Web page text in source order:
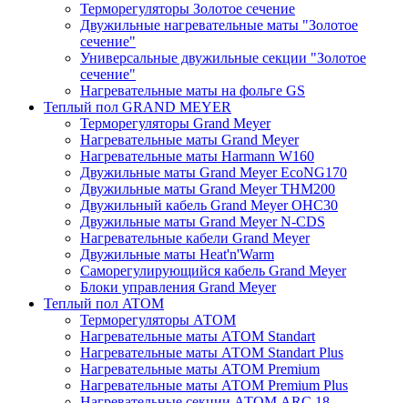
Терморегуляторы Золотое сечение
Двужильные нагревательные маты "Золотое
сечение"
Универсальные двужильные секции "Золотое
сечение"
Нагревательные маты на фольге GS
Теплый пол GRAND MEYER
Терморегуляторы Grand Meyer
Нагревательные маты Grand Meyer
Нагревательные маты Harmann W160
Двужильные маты Grand Meyer EcoNG170
Двужильные маты Grand Meyer THM200
Двужильный кабель Grand Meyer OHC30
Двужильные маты Grand Meyer N-CDS
Нагревательные кабели Grand Meyer
Двужильные маты Heat'n'Warm
Саморегулирующийся кабель Grand Meyer
Блоки управления Grand Meyer
Теплый пол ATOM
Терморегуляторы АТОМ
Нагревательные маты АТОМ Standart
Нагревательные маты АТОМ Standart Plus
Нагревательные маты АТОМ Premium
Нагревательные маты АТОМ Premium Plus